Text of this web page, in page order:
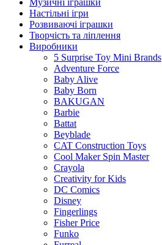
Музичні іграшки
Настільні iгри
Розвиваючі іграшки
Творчість та ліплення
Виробники
5 Surprise Toy Mini Brands
Adventure Force
Baby Alive
Baby Born
BAKUGAN
Barbie
Battat
Beyblade
CAT Construction Toys
Cool Maker Spin Master
Crayola
Creativity for Kids
DC Comics
Disney
Fingerlings
Fisher Price
Funko